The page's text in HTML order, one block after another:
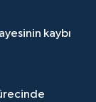
kaybı